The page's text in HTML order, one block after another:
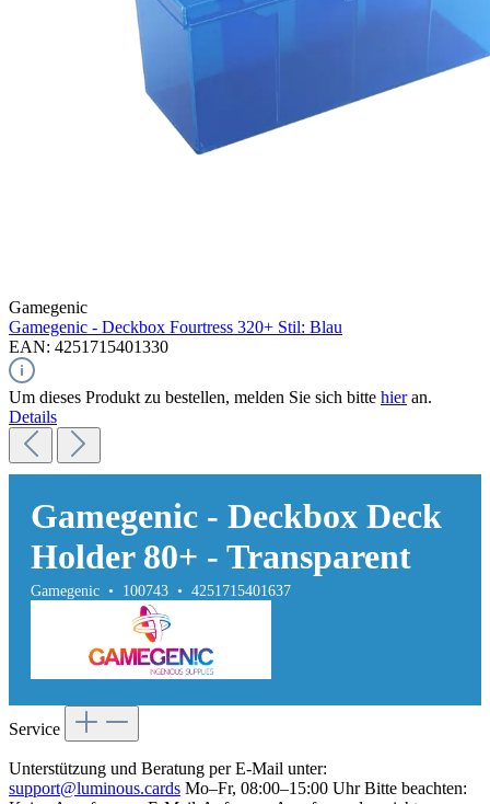
Gamegenic
Gamegenic - Deckbox Fourtress 320+ Stil: Blau
EAN: 4251715401330
Um dieses Produkt zu bestellen, melden Sie sich bitte hieran.
Details
Gamegenic - Deckbox Deck
Holder 80+ - Transparent
Gamegenic • 100743 • 4251715401637
Service
Unterstützung und Beratung per E-Mail unter:
support@luminous.cards Mo–Fr, 08:00–15:00 Uhr Bitte beachten: